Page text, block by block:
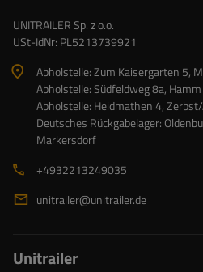
UNITRAILER Sp. z o.o.
USt-IdNr: PL5213739921
Abholstelle: Zum Kaisergarten 5,
Abholstelle: Südfeldweg 8a,
Abholstelle: Heidmathen 4,
Deutsches Rückgabelager:
Markersdorf
+4932213249035
unitrailer@unitrailer.de
Unitrailer